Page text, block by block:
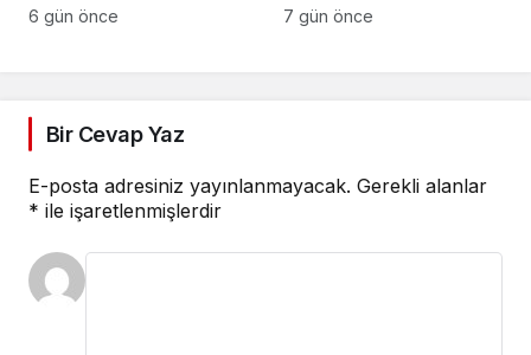
6 gün önce
Hilali Daha Yukarı
7 gün önce
Bir Cevap Yaz
E-posta adresiniz yayınlanmayacak. Gerekli alanlar
* ile işaretlenmişlerdir